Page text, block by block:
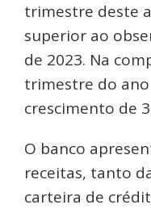
trimestre deste
superior ao
de 2023. Na
trimestre do
crescimento de
O banco
receitas, tanto
carteira de